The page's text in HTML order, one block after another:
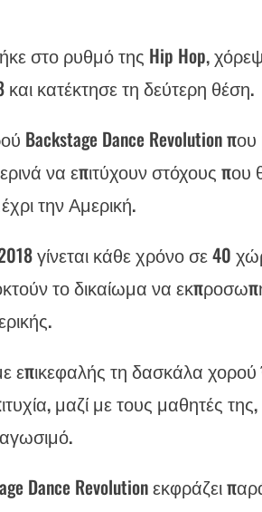
στο ρυθμό της Hip Hop,
κατέκτησε τη δεύτερη θέση.
Backstage Dance Revolution
να επιτύχουν στόχους που
την Αμερική.
γίνεται κάθε χρόνο σε 40
το δικαίωμα να
επικεφαλής τη δασκάλα
μαζί με τους μαθητές
Dance Revolution εκφράζει